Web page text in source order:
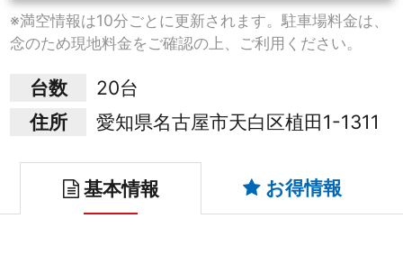
※満空情報は10分ごとに更新されます。駐車場料金は、
念のため現地料金をご確認の上、ご利用ください。
台数
20台
住所
愛知県名古屋市天白区植田1-1311
基本情報 お得情報